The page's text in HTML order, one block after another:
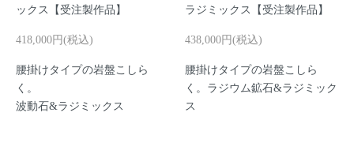
ックス【受注製作品】
418,000円(税込)
腰掛けタイプの岩盤こしら
く。
波動石&ラジミックス
ラジミックス【受注製作品】
438,000円(税込)
腰掛けタイプの岩盤こしら
く。ラジウム鉱石&ラジミック
ス